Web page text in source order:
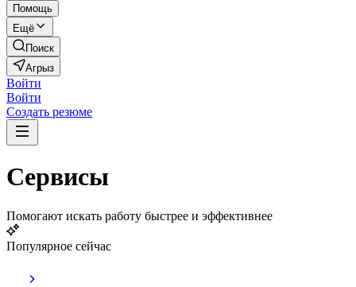
Помощь
Ещё
Поиск
Агрыз
Войти
Войти
Создать резюме
Сервисы
Помогают искать работу быстрее и эффективнее
Популярное сейчас